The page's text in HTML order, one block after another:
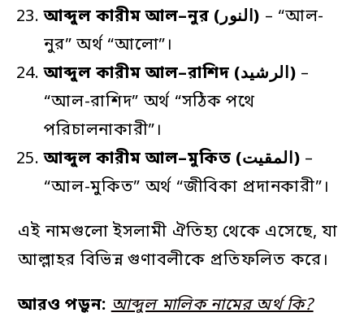
আব্দুল কারীম আল–নুর (النور) – “আল-
নুর” অর্থ “আলো”।
আব্দুল কারীম আল–রাশিদ (الرشيد) –
“আল-রাশিদ” অর্থ “সঠিক পথে
পরিচালনাকারী”।
আব্দুল কারীম আল–মুকিত (المقيت) –
“আল-মুকিত” অর্থ “জীবিকা প্রদানকারী”।
এই নামগুলো ইসলামী ঐতিহ্য থেকে এসেছে, যা
আল্লাহর বিভিন্ন গুণাবলীকে প্রতিফলিত করে।
আরও পড়ুন:আব্দুল মালিক নামের অর্থ কি?